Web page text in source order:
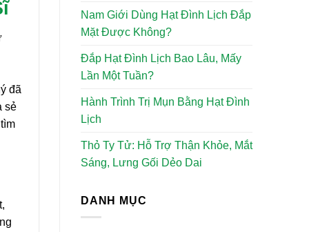
đã
sẻ
Nam Giới Dùng Hạt Đình Lịch Đắp
Mặt Được Không?
Đắp Hạt Đình Lịch Bao Lâu, Mấy
Lần Một Tuần?
Hành Trình Trị Mụn Bằng Hạt Đình
Lịch
Thỏ Ty Tử: Hỗ Trợ Thận Khỏe, Mắt
Sáng, Lưng Gối Dẻo Dai
DANH MỤC